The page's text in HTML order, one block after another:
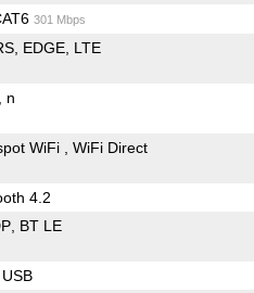
301 Mbps
EDGE LTE
n
WiFi WiFi Direct
4.2
BT LE